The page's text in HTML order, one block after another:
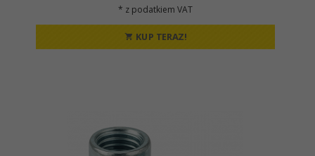
* z podatkiem VAT
KUP TERAZ!